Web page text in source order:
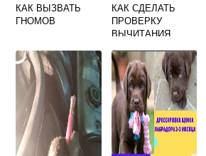
КАК ВЫЗВАТЬ
ГНОМОВ
КАК СДЕЛАТЬ
ПРОВЕРКУ
ВЫЧИТАНИЯ